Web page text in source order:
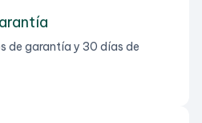
de garantía y 30 días de